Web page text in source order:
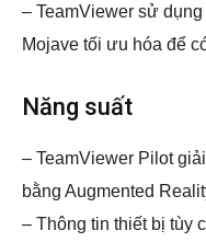
– TeamViewer sử
Mojave tối ưu hóa để
Năng suất
– TeamViewer Pilot
bằng Augmented
– Thông tin thiết bị tùy